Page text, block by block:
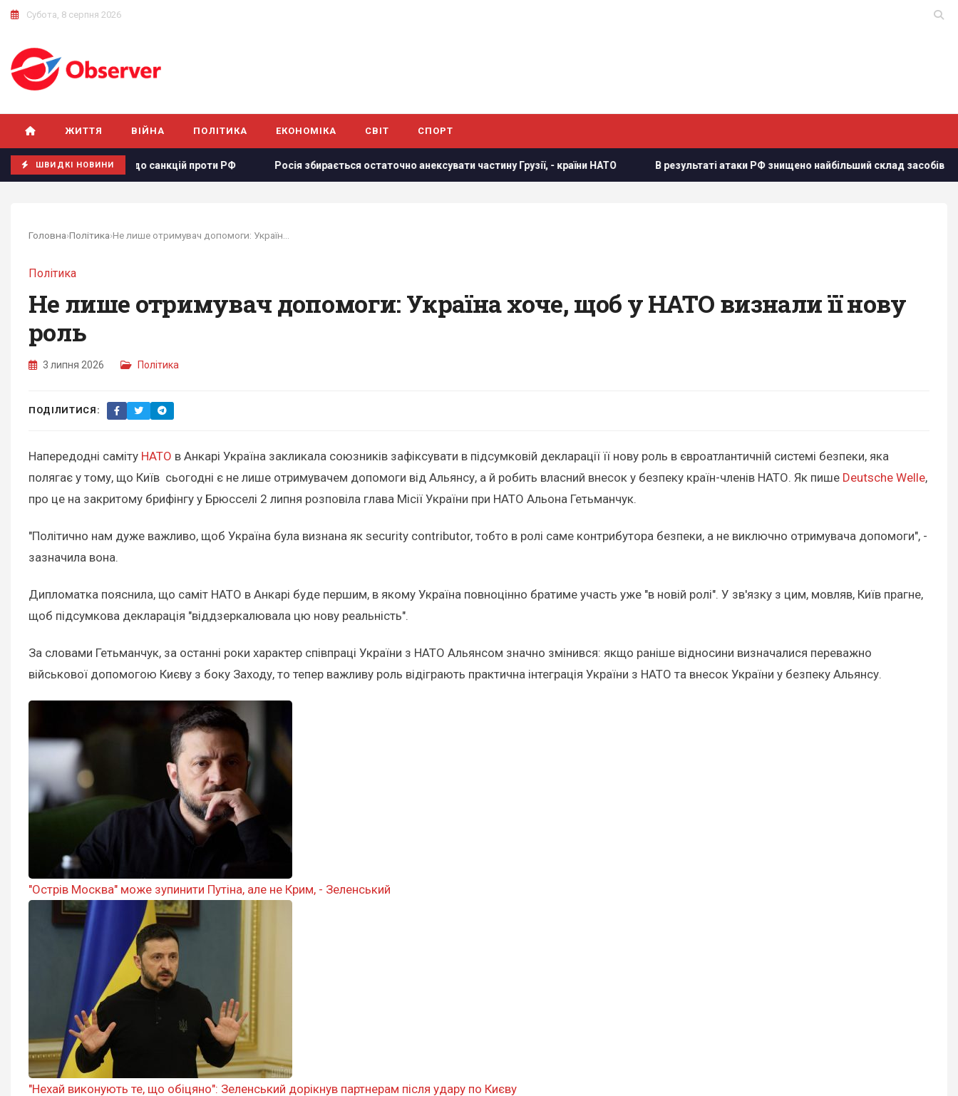
Субота, 8 серпня 2026
ЖИТТЯ ВІЙНА ПОЛІТИКА ЕКОНОМІКА СВІТ СПОРТ
ШВИДКІ НОВИНИ
щодо санкцій проти РФ Росія збирається остаточно анексувати частину Грузії, - країни НАТО В результаті атаки РФ знищено найбільший склад засобів
Головна›Політика›
Політика
Не лише отримувач допомоги: Україна хоче, щоб у НАТО визнали її нову
роль
3 липня 2026 Політика
ПОДІЛИТИСЯ:
Напередодні саміту НАТО в Анкарі Україна закликала союзників зафіксувати в підсумковій декларації її нову роль в євроатлантичній системі безпеки, яка
полягає у тому, що Київ сьогодні є не лише отримувачем допомоги від Альянсу, а й робить власний внесок у безпеку країн-членів НАТО. Як пише Deutsche Welle,
про це на закритому брифінгу у Брюсселі 2 липня розповіла глава Місії України при НАТО Альона Гетьманчук.
"Політично нам дуже важливо, щоб Україна була визнана як security contributor, тобто в ролі саме контрибутора безпеки, а не виключно отримувача допомоги", -
зазначила вона.
Дипломатка пояснила, що саміт НАТО в Анкарі буде першим, в якому Україна повноцінно братиме участь уже "в новій ролі". У зв'язку з цим, мовляв, Київ прагне,
щоб підсумкова декларація "віддзеркалювала цю нову реальність".
За словами Гетьманчук, за останні роки характер співпраці України з НАТО Альянсом значно змінився: якщо раніше відносини визначалися переважно
військової допомогою Києву з боку Заходу, то тепер важливу роль відіграють практична інтеграція України з НАТО та внесок України у безпеку Альянсу.
"Острів Москва" може зупинити Путіна, але не Крим, - Зеленський
"Нехай виконують те, що обіцяно": Зеленський дорікнув партнерам після удару по Києву